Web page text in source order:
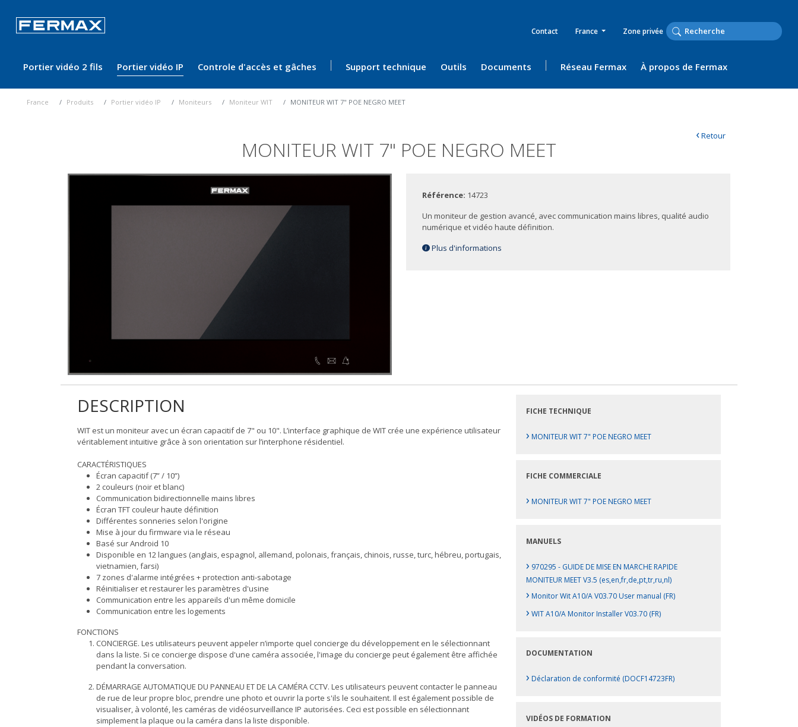
Contact France Zone privée
Portier vidéo 2 fils Portier vidéo IP Controle d'accès et gâches Support technique Outils Documents Réseau Fermax À propos de Fermax
France Produits Portier vidéo IP Moniteurs Moniteur WIT MONITEUR WIT 7" POE NEGRO MEET
MONITEUR WIT 7" POE NEGRO MEET
‹Retour
Référence: 14723
Un moniteur de gestion avancé, avec communication mains libres, qualité audio
numérique et vidéo haute définition.
Plus d'informations
DESCRIPTION
WIT est un moniteur avec un écran capacitif de 7" ou 10". L’interface graphique de WIT crée une expérience utilisateur
véritablement intuitive grâce à son orientation sur l’interphone résidentiel.
CARACTÉRISTIQUES
Écran capacitif (7” / 10”)
2 couleurs (noir et blanc)
Communication bidirectionnelle mains libres
Écran TFT couleur haute définition
Différentes sonneries selon l'origine
Mise à jour du firmware via le réseau
Basé sur Android 10
Disponible en 12 langues (anglais, espagnol, allemand, polonais, français, chinois, russe, turc, hébreu, portugais,
vietnamien, farsi)
7 zones d'alarme intégrées + protection anti-sabotage
Réinitialiser et restaurer les paramètres d'usine
Communication entre les appareils d'un même domicile
Communication entre les logements
FONCTIONS
CONCIERGE. Les utilisateurs peuvent appeler n’importe quel concierge du développement en le sélectionnant
dans la liste. Si ce concierge dispose d'une caméra associée, l'image du concierge peut également être affichée
pendant la conversation.
DÉMARRAGE AUTOMATIQUE DU PANNEAU ET DE LA CAMÉRA CCTV. Les utilisateurs peuvent contacter le panneau
de rue de leur propre bloc, prendre une photo et ouvrir la porte s'ils le souhaitent. Il est également possible de
visualiser, à volonté, les caméras de vidéosurveillance IP autorisées. Ceci est possible en sélectionnant
simplement la plaque ou la caméra dans la liste disponible.
FICHE TECHNIQUE
› MONITEUR WIT 7" POE NEGRO MEET
FICHE COMMERCIALE
› MONITEUR WIT 7" POE NEGRO MEET
MANUELS
› 970295 - GUIDE DE MISE EN MARCHE RAPIDE
MONITEUR MEET V3.5 (es,en,fr,de,pt,tr,ru,nl)
› Monitor Wit A10/A V03.70 User manual (FR)
› WIT A10/A Monitor Installer V03.70 (FR)
DOCUMENTATION
› Déclaration de conformité (DOCF14723FR)
VIDÉOS DE FORMATION